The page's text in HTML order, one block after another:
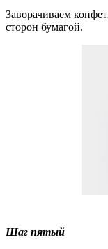
Заворачиваем
сторон бумагой.
Шаг пятый